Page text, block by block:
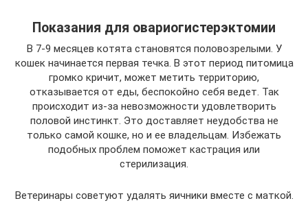
Показания для овариогистерэктомии
В 7-9 месяцев котята становятся половозрелыми. У
кошек начинается первая течка. В этот период питомица
громко кричит, может метить территорию,
отказывается от еды, беспокойно себя ведет. Так
происходит из-за невозможности удовлетворить
половой инстинкт. Это доставляет неудобства не
только самой кошке, но и ее владельцам. Избежать
подобных проблем поможет кастрация или
стерилизация.
Ветеринары советуют удалять яичники вместе с маткой.